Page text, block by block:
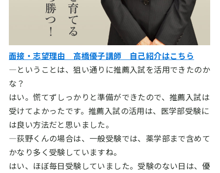
面接・志望理由 高橋優子講師 自己紹介はこちら
―ということは、狙い通りに推薦入試を活用できたのか
な？
はい。慌てずしっかりと準備ができたので、推薦入試は
受けてよかったです。推薦入試の活用は、医学部受験に
は良い方法だと思いました。
―荻野くんの場合は、一般受験では、薬学部まで含めて
かなり多く受験していますね。
はい、ほぼ毎日受験していました。受験のない日は、優